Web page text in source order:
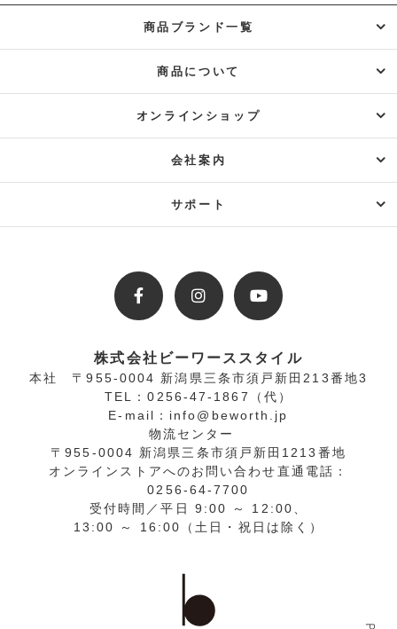
商品ブランド一覧
商品について
オンラインショップ
会社案内
サポート
株式会社ビーワーススタイル
本社 〒955-0004 新潟県三条市須戸新田213番地3
TEL：0256-47-1867（代）
E-mail：info@beworth.jp
物流センター
〒955-0004 新潟県三条市須戸新田1213番地
オンラインストアへのお問い合わせ直通電話 ：
0256-64-7700
受付時間／平日 9:00 ～ 12:00、
13:00 ～ 16:00（土日・祝日は除く）